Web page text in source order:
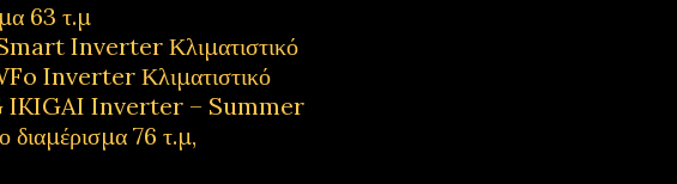
63 τ.μ
Inverter Κλιματιστικό
Inverter Κλιματιστικό
IKIGAI Inverter – Summer
διαμέρισμα 76 τ.μ,